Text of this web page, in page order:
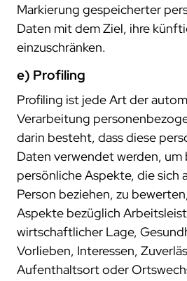
Markierung gespeicherter
Daten mit dem Ziel, ihre
einzuschränken.
e) Profiling
Profiling ist jede Art der
Verarbeitung
darin besteht, dass diese
Daten verwendet werden,
persönliche Aspekte, die sich
Person beziehen, zu
Aspekte bezüglich
wirtschaftlicher Lage,
Vorlieben, Interessen,
Aufenthaltsort oder